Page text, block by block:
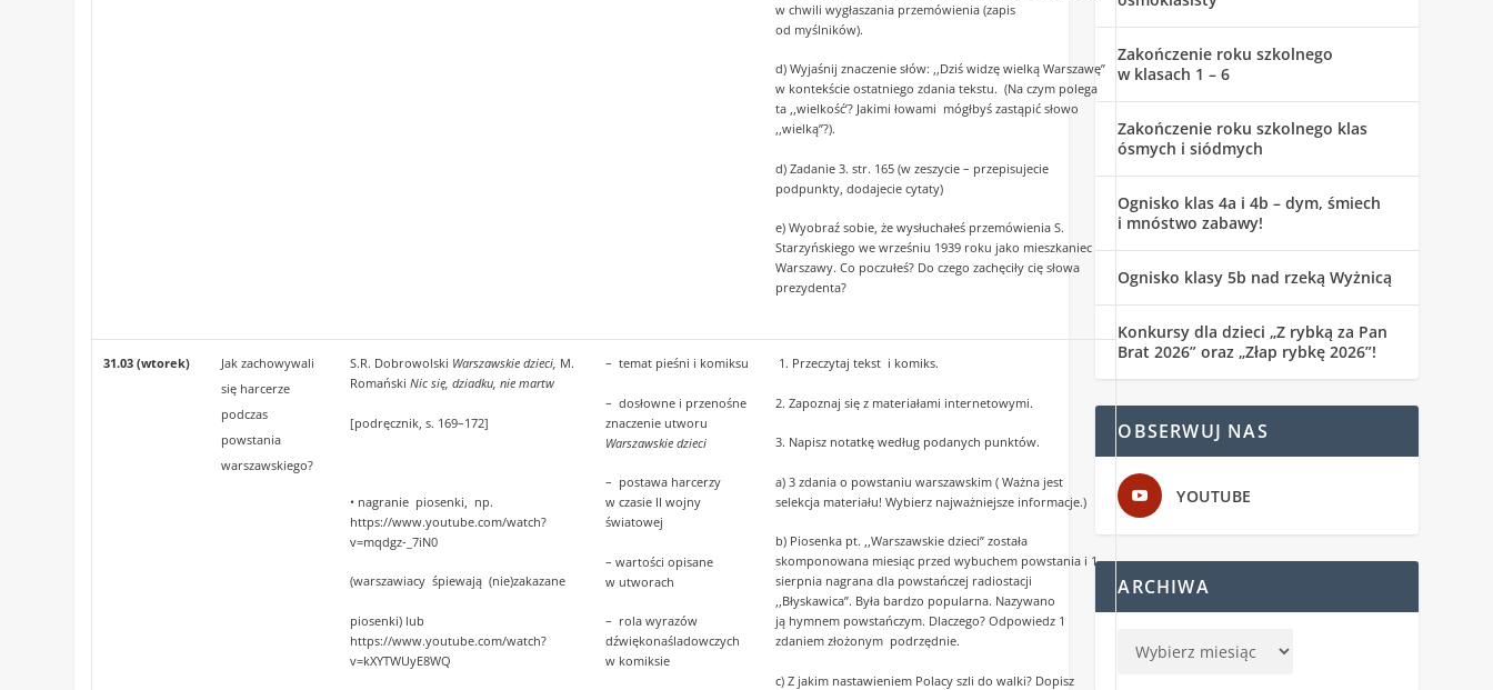
w chwili wygłaszania przemówienia (zapis
od myślników).
d) Wyjaśnij znaczenie słów: ,,Dziś widzę wielką Warszawę”
w kontekście ostatniego zdania tekstu. (Na czym polega
ta ,,wielkość’? Jakimi łowami mógłbyś zastąpić słowo
,,wielką”?).
d) Zadanie 3. str. 165 (w zeszycie – przepisujecie
podpunkty, dodajecie cytaty)
e) Wyobraź sobie, że wysłuchałeś przemówienia S.
Starzyńskiego we wrześniu 1939 roku jako mieszkaniec
Warszawy. Co poczułeś? Do czego zachęciły cię słowa
prezydenta?
31.03 (wtorek)
Jak zachowywali
się harcerze
podczas
powstania
warszawskiego?
S.R. Dobrowolski Warszawskie dzieci, M.
Romański Nic się, dziadku, nie martw
[podręcznik, s. 169–172]
• nagranie piosenki, np.
https://www.youtube.com/watch?
v=mqdgz-_7iN0
(warszawiacy śpiewają (nie)zakazane
piosenki) lub
https://www.youtube.com/watch?
v=kXYTWUyE8WQ
– temat pieśni i komiksu
– dosłowne i przenośne
znaczenie utworu
Warszawskie dzieci
– postawa harcerzy
w czasie II wojny
światowej
– wartości opisane
w utworach
– rola wyrazów
dźwiękonaśladowczych
w komiksie
1. Przeczytaj tekst i komiks.
2. Zapoznaj się z materiałami internetowymi.
3. Napisz notatkę według podanych punktów.
a) 3 zdania o powstaniu warszawskim ( Ważna jest
selekcja materiału! Wybierz najważniejsze informacje.)
b) Piosenka pt. ,,Warszawskie dzieci” została
skomponowana miesiąc przed wybuchem powstania i 1
sierpnia nagrana dla powstańczej radiostacji
,,Błyskawica”. Była bardzo popularna. Nazywano
ją hymnem powstańczym. Dlaczego? Odpowiedz 1
zdaniem złożonym podrzędnie.
c) Z jakim nastawieniem Polacy szli do walki? Dopisz
Zakończenie roku szkolnego
w klasach 1 – 6
Zakończenie roku szkolnego klas
ósmych i siódmych
Ognisko klas 4a i 4b – dym, śmiech
i mnóstwo zabawy!
Ognisko klasy 5b nad rzeką Wyżnicą
Konkursy dla dzieci „Z rybką za Pan
Brat 2026” oraz „Złap rybkę 2026”!
OBSERWUJ NAS
YOUTUBE
ARCHIWA